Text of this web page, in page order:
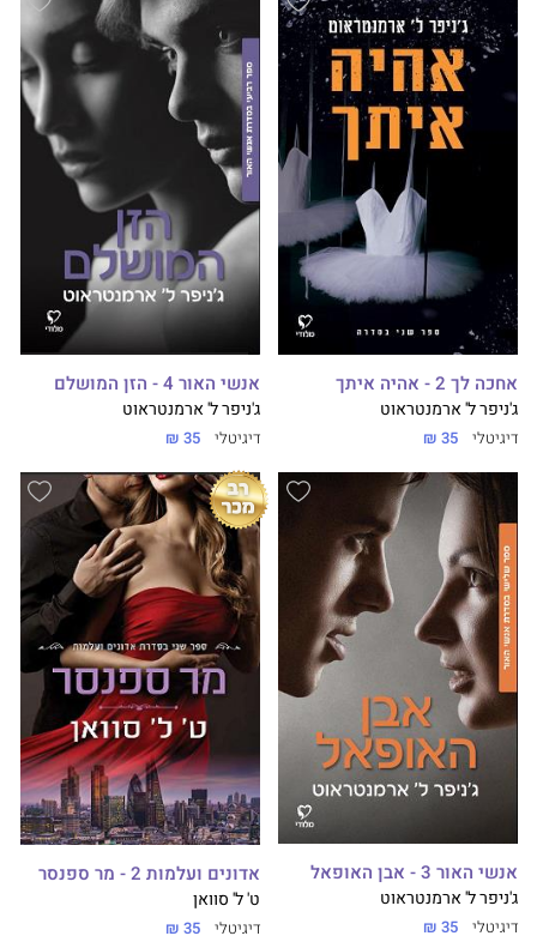
אחכה לך 2 - אהיה איתך
ג'ניפר ל' ארמנטראוט
דיגיטלי 35 ₪
אנשי האור 4 - הזן המושלם
ג'ניפר ל' ארמנטראוט
דיגיטלי 35 ₪
אנשי האור 3 - אבן האופאל
ג'ניפר ל' ארמנטראוט
דיגיטלי 35 ₪
אדונים ועלמות 2 - מר ספנסר
ט' ל' סוואן
דיגיטלי 35 ₪